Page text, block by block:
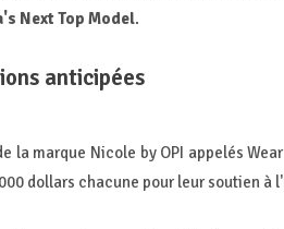
Next Top Model.
anticipées
la marque Nicole by OPI appelés
dollars chacune pour leur soutien à